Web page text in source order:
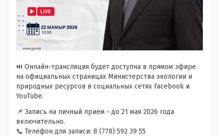
⏯️ Онлайн-трансляция будет доступна в прямом эфире
на официальных страницах Министерства экологии и
природных ресурсов в социальных сетях Facebook и
YouTube.
📌 Запись на личный прием - до 21 мая 2026 года
включительно.
📞 Телефон для записи: 8 (778) 592 39 55